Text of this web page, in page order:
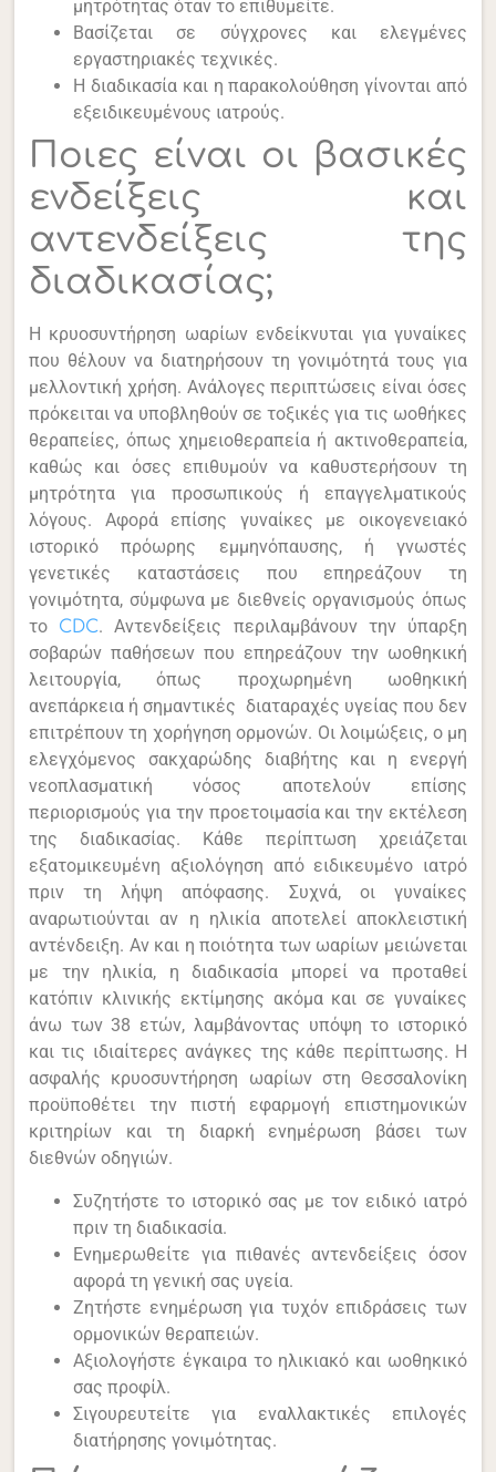
μητρότητας όταν το επιθυμείτε.
Βασίζεται σε σύγχρονες και ελεγμένες
εργαστηριακές τεχνικές.
Η διαδικασία και η παρακολούθηση γίνονται από
εξειδικευμένους ιατρούς.
Ποιες είναι οι βασικές
ενδείξεις και
αντενδείξεις της
διαδικασίας;
Η κρυοσυντήρηση ωαρίων ενδείκνυται για γυναίκες
που θέλουν να διατηρήσουν τη γονιμότητά τους για
μελλοντική χρήση. Ανάλογες περιπτώσεις είναι όσες
πρόκειται να υποβληθούν σε τοξικές για τις ωοθήκες
θεραπείες, όπως χημειοθεραπεία ή ακτινοθεραπεία,
καθώς και όσες επιθυμούν να καθυστερήσουν τη
μητρότητα για προσωπικούς ή επαγγελματικούς
λόγους. Αφορά επίσης γυναίκες με οικογενειακό
ιστορικό πρόωρης εμμηνόπαυσης, ή γνωστές
γενετικές καταστάσεις που επηρεάζουν τη
γονιμότητα, σύμφωνα με διεθνείς οργανισμούς όπως
το CDC. Αντενδείξεις περιλαμβάνουν την ύπαρξη
σοβαρών παθήσεων που επηρεάζουν την ωοθηκική
λειτουργία, όπως προχωρημένη ωοθηκική
ανεπάρκεια ή σημαντικές διαταραχές υγείας που δεν
επιτρέπουν τη χορήγηση ορμονών. Οι λοιμώξεις, ο μη
ελεγχόμενος σακχαρώδης διαβήτης και η ενεργή
νεοπλασματική νόσος αποτελούν επίσης
περιορισμούς για την προετοιμασία και την εκτέλεση
της διαδικασίας. Κάθε περίπτωση χρειάζεται
εξατομικευμένη αξιολόγηση από ειδικευμένο ιατρό
πριν τη λήψη απόφασης. Συχνά, οι γυναίκες
αναρωτιούνται αν η ηλικία αποτελεί αποκλειστική
αντένδειξη. Αν και η ποιότητα των ωαρίων μειώνεται
με την ηλικία, η διαδικασία μπορεί να προταθεί
κατόπιν κλινικής εκτίμησης ακόμα και σε γυναίκες
άνω των 38 ετών, λαμβάνοντας υπόψη το ιστορικό
και τις ιδιαίτερες ανάγκες της κάθε περίπτωσης. Η
ασφαλής κρυοσυντήρηση ωαρίων στη Θεσσαλονίκη
προϋποθέτει την πιστή εφαρμογή επιστημονικών
κριτηρίων και τη διαρκή ενημέρωση βάσει των
διεθνών οδηγιών.
Συζητήστε το ιστορικό σας με τον ειδικό ιατρό
πριν τη διαδικασία.
Ενημερωθείτε για πιθανές αντενδείξεις όσον
αφορά τη γενική σας υγεία.
Ζητήστε ενημέρωση για τυχόν επιδράσεις των
ορμονικών θεραπειών.
Αξιολογήστε έγκαιρα το ηλικιακό και ωοθηκικό
σας προφίλ.
Σιγουρευτείτε για εναλλακτικές επιλογές
διατήρησης γονιμότητας.